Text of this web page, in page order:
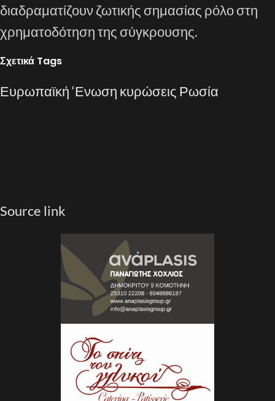
διαδραματίζουν ζωτικής σημασίας ρόλο στη
χρηματοδότηση της σύγκρουσης.
Σχετικά Tags
Ευρωπαϊκή ‘Ενωση κυρώσεις Ρωσία
Source link